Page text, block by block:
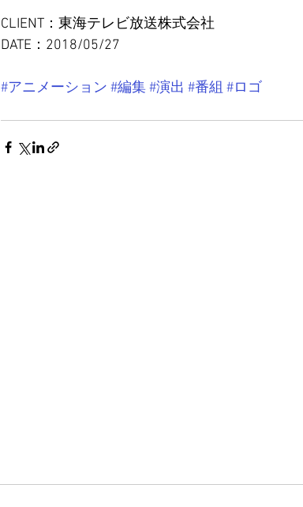
CLIENT：東海テレビ放送株式会社
DATE：2018/05/27
#アニメーション #編集#演出 #番組#ロゴ